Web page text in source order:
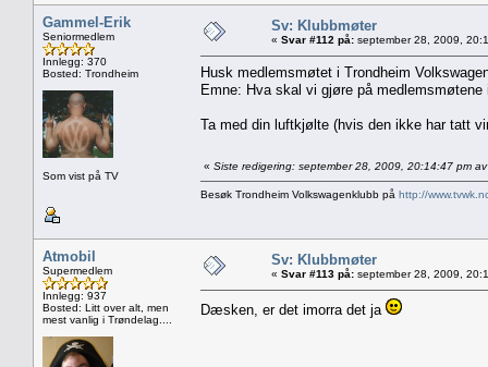
Gammel-Erik
Seniormedlem
Innlegg: 370
Bosted: Trondheim
Som vist på TV
Sv: Klubbmøter
« Svar #112 på: september 28, 2009,
Husk medlemsmøtet i Trondheim
Emne: Hva skal vi gjøre på medlemsmøtene
Ta med din luftkjølte (hvis den ikke har tatt
« Siste redigering: september 28, 2009, 20:14:47 pm av
Besøk Trondheim Volkswagenklubb på http://
Atmobil
Supermedlem
Innlegg: 937
Bosted: Litt over alt, men
mest vanlig i Trøndelag....
Sv: Klubbmøter
« Svar #113 på: september 28, 2009,
Dæsken, er det imorra det ja